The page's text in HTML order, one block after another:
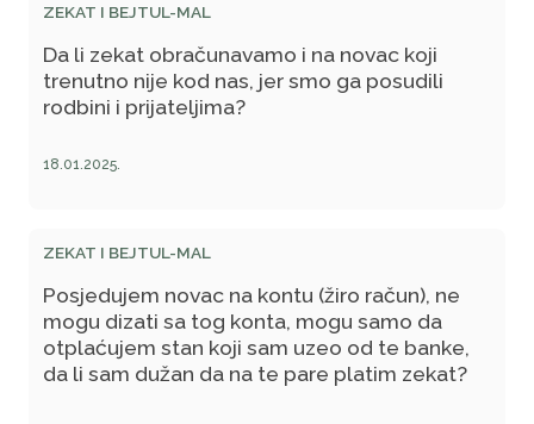
je da li ja dajem 2,5% na kompletan iznos koji
se nađe kod mene u momentu starog zekata
koji mi je pregodinio? Nadam se da ste me
razumjeli.
ZEKAT I BEJTUL-MAL
Da li zekat obračunavamo i na novac koji
trenutno nije kod nas, jer smo ga posudili
rodbini i prijateljima?
18.01.2025.
ZEKAT I BEJTUL-MAL
Posjedujem novac na kontu (žiro račun), ne
mogu dizati sa tog konta, mogu samo da
otplaćujem stan koji sam uzeo od te banke,
da li sam dužan da na te pare platim zekat?